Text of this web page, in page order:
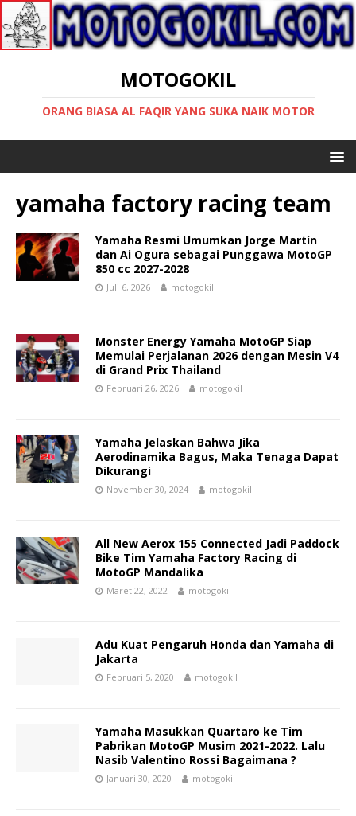
MOTOGOKIL
ORANG BIASA AL FAQIR YANG SUKA NAIK MOTOR
yamaha factory racing team
Yamaha Resmi Umumkan Jorge Martín
dan Ai Ogura sebagai Punggawa MotoGP
850 cc 2027-2028
Juli 6, 2026 motogokil
Monster Energy Yamaha MotoGP Siap
Memulai Perjalanan 2026 dengan Mesin V4
di Grand Prix Thailand
Februari 26, 2026 motogokil
Yamaha Jelaskan Bahwa Jika
Aerodinamika Bagus, Maka Tenaga Dapat
Dikurangi
November 30, 2024 motogokil
All New Aerox 155 Connected Jadi Paddock
Bike Tim Yamaha Factory Racing di
MotoGP Mandalika
Maret 22, 2022 motogokil
Adu Kuat Pengaruh Honda dan Yamaha di
Jakarta
Februari 5, 2020 motogokil
Yamaha Masukkan Quartaro ke Tim
Pabrikan MotoGP Musim 2021-2022. Lalu
Nasib Valentino Rossi Bagaimana ?
Januari 30, 2020 motogokil